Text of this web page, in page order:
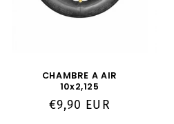
CHAMBRE A AIR
10x2,125
Prix
€9,90 EUR